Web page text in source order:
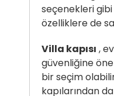
seçenekleri
özelliklere de
Villa kapısı ,
güvenliğine
bir seçim
kapılarından